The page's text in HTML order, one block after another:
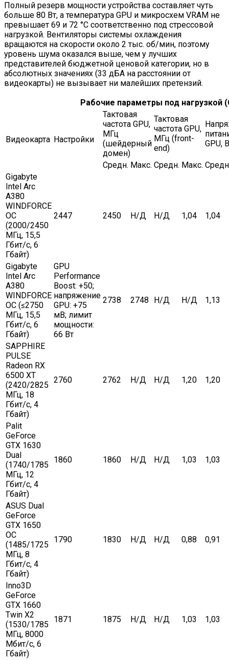
Полный резерв мощности устройства составляет чуть
больше 80 Вт, а температура GPU и микросхем VRAM не
превышает 69 и 72 °С соответственно под стрессовой
нагрузкой. Вентиляторы системы охлаждения
вращаются на скорости около 2 тыс. об/мин, поэтому
уровень шума оказался выше, чем у лучших
представителей бюджетной ценовой категории, но в
абсолютных значениях (33 дБА на расстоянии от
видеокарты) не вызывает ни малейших претензий.
Рабочие параметры под нагрузкой
Видеокарта Настройки
Тактовая
частота GPU,
МГц
(шейдерный
домен)
Тактовая
частота GPU,
МГц (front-
end)
GPU, В
Средн. Макс. Средн. Макс.
Gigabyte
Intel Arc
A380
WINDFORCE
OC
(2000/2450
МГц, 15,5
Гбит/с, 6
Гбайт)
2447 2450 Н/Д Н/Д 1,04 1,04
Gigabyte
Intel Arc
A380
WINDFORCE
OC (≤2750
МГц, 15,5
Гбит/с, 6
Гбайт)
GPU
Performance
Boost: +50;
напряжение
GPU: +75
мВ; лимит
мощности:
66 Вт
2738 2748 Н/Д Н/Д 1,13
SAPPHIRE
PULSE
Radeon RX
6500 XT
(2420/2825
МГц, 18
Гбит/с, 4
Гбайт)
2760 2762 Н/Д Н/Д 1,20 1,20
Palit
GeForce
GTX 1630
Dual
(1740/1785
МГц, 12
Гбит/с, 4
Гбайт)
1860 1860 Н/Д Н/Д 1,03 1,03
ASUS Dual
GeForce
GTX 1650
OC
(1485/1725
МГц, 8
Гбит/с, 4
Гбайт)
1790 1830 Н/Д Н/Д 0,88 0,91
Inno3D
GeForce
GTX 1660
Twin X2
(1530/1785
МГц, 8000
Мбит/с, 6
Гбайт)
1871 1875 Н/Д Н/Д 1,03 1,03